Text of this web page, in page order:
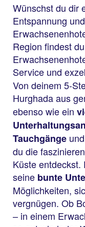
Wünschst du dir
Entspannung
Region findest
Service und
Von deinem 5-
Hurghada aus
ebenso wie ein
Tauchgänge und
du die
Küste
seine bunte
Möglichkeiten,
vergnügen. Ob
– in einem